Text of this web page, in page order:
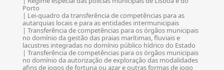
Porto
| Lei-quadro da transferência de competências para as
autarquias locais e para as entidades intermunicipais
| Transferência de competências para os órgãos municipais
no domínio da gestão das praias marítimas, fluviais e
lacustres integradas no domínio público hídrico do Estado
| Transferência de competências para os órgãos municipais
no domínio da autorização de exploração das modalidades
afins de jogos de fortuna ou azar e outras formas de jogo